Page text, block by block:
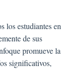
los estudiantes en
de sus
promueve la
significativos,